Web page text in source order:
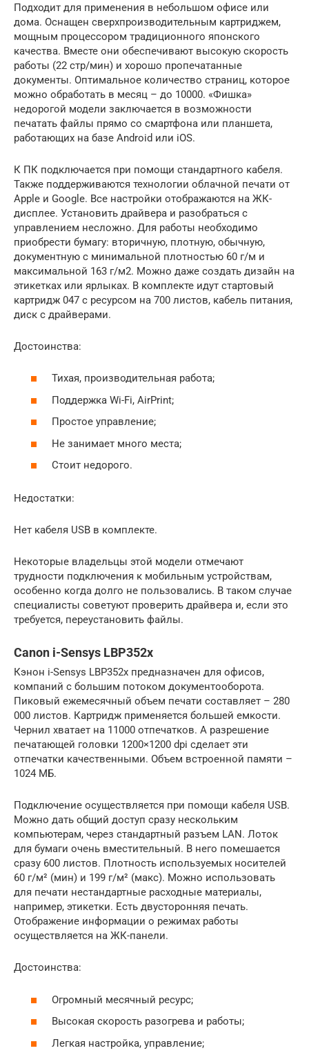
Подходит для применения в небольшом офисе или
дома. Оснащен сверхпроизводительным картриджем,
мощным процессором традиционного японского
качества. Вместе они обеспечивают высокую скорость
работы (22 стр/мин) и хорошо пропечатанные
документы. Оптимальное количество страниц, которое
можно обработать в месяц – до 10000. «Фишка»
недорогой модели заключается в возможности
печатать файлы прямо со смартфона или планшета,
работающих на базе Android или iOS.
К ПК подключается при помощи стандартного кабеля.
Также поддерживаются технологии облачной печати от
Apple и Google. Все настройки отображаются на ЖК-
дисплее. Установить драйвера и разобраться с
управлением несложно. Для работы необходимо
приобрести бумагу: вторичную, плотную, обычную,
документную с минимальной плотностью 60 г/м и
максимальной 163 г/м2. Можно даже создать дизайн на
этикетках или ярлыках. В комплекте идут стартовый
картридж 047 с ресурсом на 700 листов, кабель питания,
диск с драйверами.
Достоинства:
Тихая, производительная работа;
Поддержка Wi-Fi, AirPrint;
Простое управление;
Не занимает много места;
Стоит недорого.
Недостатки:
Нет кабеля USB в комплекте.
Некоторые владельцы этой модели отмечают
трудности подключения к мобильным устройствам,
особенно когда долго не пользовались. В таком случае
специалисты советуют проверить драйвера и, если это
требуется, переустановить файлы.
Canon i-Sensys LBP352x
Кэнон i-Sensys LBP352x предназначен для офисов,
компаний с большим потоком документооборота.
Пиковый ежемесячный объем печати составляет – 280
000 листов. Картридж применяется большей емкости.
Чернил хватает на 11000 отпечатков. А разрешение
печатающей головки 1200×1200 dpi сделает эти
отпечатки качественными. Объем встроенной памяти –
1024 МБ.
Подключение осуществляется при помощи кабеля USB.
Можно дать общий доступ сразу нескольким
компьютерам, через стандартный разъем LAN. Лоток
для бумаги очень вместительный. В него помешается
сразу 600 листов. Плотность используемых носителей
60 г/м² (мин) и 199 г/м² (макс). Можно использовать
для печати нестандартные расходные материалы,
например, этикетки. Есть двусторонняя печать.
Отображение информации о режимах работы
осуществляется на ЖК-панели.
Достоинства:
Огромный месячный ресурс;
Высокая скорость разогрева и работы;
Легкая настройка, управление;